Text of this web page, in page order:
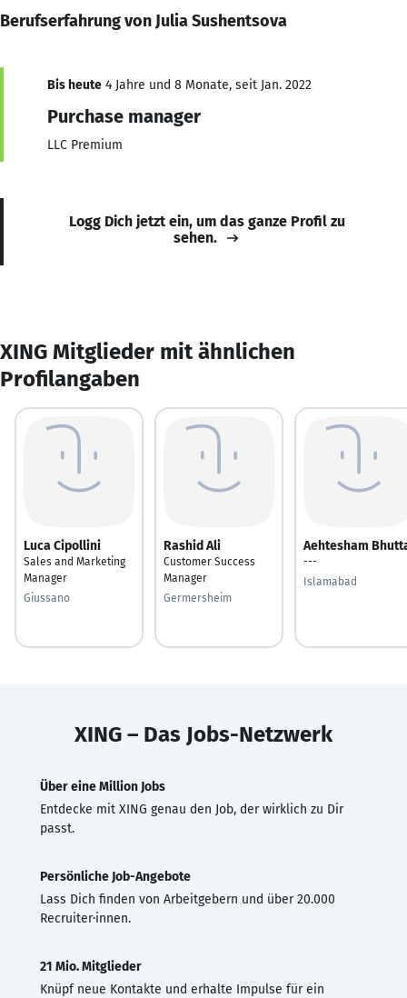
Berufserfahrung von Julia Sushentsova
Bis heute 4 Jahre und 8 Monate, seit Jan. 2022
Purchase manager
LLC Premium
Logg Dich jetzt ein, um das ganze Profil zu
sehen.
XING Mitglieder mit ähnlichen
Profilangaben
Luca Cipollini
Sales and Marketing
Manager
Giussano
Rashid Ali
Customer Success
Manager
Germersheim
Aehtesham
---
Islamabad
XING – Das Jobs-Netzwerk
Über eine Million Jobs
Entdecke mit XING genau den Job, der wirklich zu Dir
passt.
Persönliche Job-Angebote
Lass Dich finden von Arbeitgebern und über 20.000
Recruiter·innen.
21 Mio. Mitglieder
Knüpf neue Kontakte und erhalte Impulse für ein